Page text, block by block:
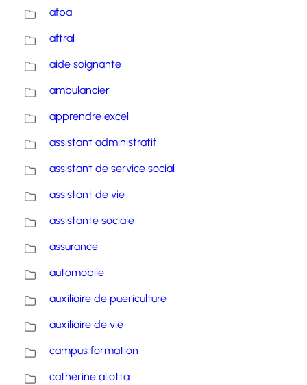
afpa
aftral
aide soignante
ambulancier
apprendre excel
assistant administratif
assistant de service social
assistant de vie
assistante sociale
assurance
automobile
auxiliaire de puericulture
auxiliaire de vie
campus formation
catherine aliotta